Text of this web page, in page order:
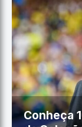
Conheça